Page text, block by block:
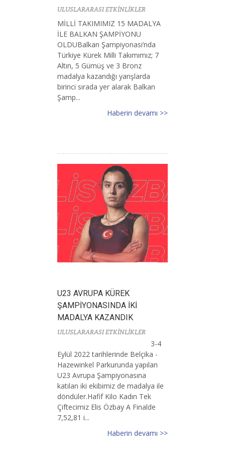
ULUSLARARASI ETKİNLİKLER
MİLLİ TAKIMIMIZ 15 MADALYA
İLE BALKAN ŞAMPİYONU
OLDUBalkan Şampiyonası’nda
Türkiye Kürek Milli Takımımız; 7
Altın, 5 Gümüş ve 3 Bronz
madalya kazandığı yarışlarda
birinci sırada yer alarak Balkan
Şamp...
Haberin devamı >>
U23 AVRUPA KÜREK
ŞAMPİYONASINDA İKİ
MADALYA KAZANDIK
ULUSLARARASI ETKİNLİKLER
3-4
Eylül 2022 tarihlerinde Belçika -
Hazewinkel Parkurunda yapılan
U23 Avrupa Şampiyonasına
katılan iki ekibimiz de madalya ile
döndüler.Hafif Kilo Kadın Tek
Çiftecimiz Elis Özbay A Finalde
7,52,81 i...
Haberin devamı >>